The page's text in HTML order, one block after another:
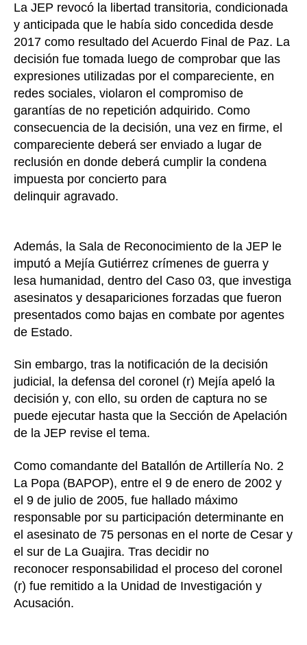
La JEP revocó la libertad transitoria, condicionada
y anticipada que le había sido concedida desde
2017 como resultado del Acuerdo Final de Paz. La
decisión fue tomada luego de comprobar que las
expresiones utilizadas por el compareciente, en
redes sociales, violaron el compromiso de
garantías de no repetición adquirido. Como
consecuencia de la decisión, una vez en firme, el
compareciente deberá ser enviado a lugar de
reclusión en donde deberá cumplir la condena
impuesta por concierto para
delinquir agravado.
Además, la Sala de Reconocimiento de la JEP le
imputó a Mejía Gutiérrez crímenes de guerra y
lesa humanidad, dentro del Caso 03, que investiga
asesinatos y desapariciones forzadas que fueron
presentados como bajas en combate por agentes
de Estado.
Sin embargo, tras la notificación de la decisión
judicial, la defensa del coronel (r) Mejía apeló la
decisión y, con ello, su orden de captura no se
puede ejecutar hasta que la Sección de Apelación
de la JEP revise el tema.
Como comandante del Batallón de Artillería No. 2
La Popa (BAPOP), entre el 9 de enero de 2002 y
el 9 de julio de 2005, fue hallado máximo
responsable por su participación determinante en
el asesinato de 75 personas en el norte de Cesar y
el sur de La Guajira. Tras decidir no
reconocer responsabilidad el proceso del coronel
(r) fue remitido a la Unidad de Investigación y
Acusación.